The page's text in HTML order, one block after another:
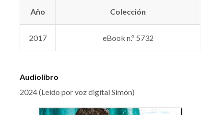
Año Colección
2017 eBook n.º 5732
Audiolibro
2024 (Leído por voz digital Simón)